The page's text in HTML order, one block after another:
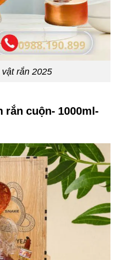
rắn 2025
rắn cuộn- 1000ml-